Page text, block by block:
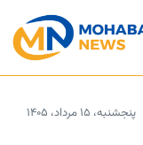
پنجشنبه، ۱۵ مرداد، ۱۴۰۵